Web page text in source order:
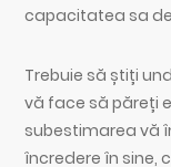
capacitatea sa
Trebuie să știți
vă face să păreți
subestimarea vă
încredere în sine,